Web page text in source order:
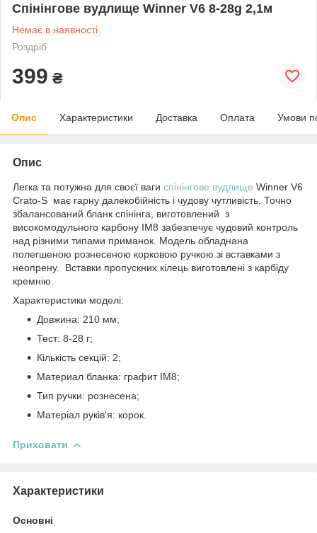
Спінінгове вудлище Winner V6 8-28g 2,1м
Немає в наявності
Роздріб
399 ₴
Опис Характеристики Доставка Оплата Умови
Опис
Легка та потужна для своєї ваги спінінгове вудлище Winner V6
Crato-S має гарну далекобійність і чудову чутливість. Точно
збалансований бланк спінінга, виготовлений з
високомодульного карбону IM8 забезпечує чудовий контроль
над різними типами приманок. Модель обладнана
полегшеною рознесеною корковою ручкою зі вставками з
неопрену. Вставки пропускних кілець виготовлені з карбіду
кремнію.
Характеристики моделі:
Довжина: 210 мм;
Тест: 8-28 г;
Кількість секцій: 2;
Материал бланка: графит IM8;
Тип ручки: рознесена;
Матеріал руків'я: корок.
Приховати
Характеристики
Основні